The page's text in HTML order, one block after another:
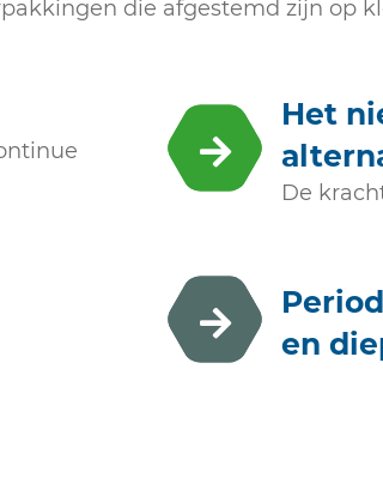
die afgestemd zijn op
Het
De
en